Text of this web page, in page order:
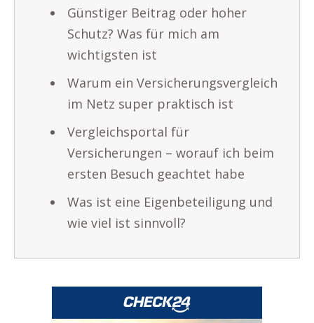
Günstiger Beitrag oder hoher
Schutz? Was für mich am
wichtigsten ist
Warum ein Versicherungsvergleich
im Netz super praktisch ist
Vergleichsportal für
Versicherungen – worauf ich beim
ersten Besuch geachtet habe
Was ist eine Eigenbeteiligung und
wie viel ist sinnvoll?